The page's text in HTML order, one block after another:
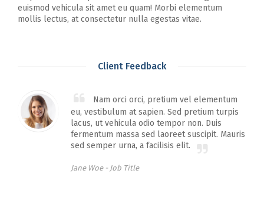
euismod vehicula sit amet eu quam! Morbi elementum
mollis lectus, at consectetur nulla egestas vitae.
Client Feedback
Nam orci orci, pretium vel elementum
eu, vestibulum at sapien. Sed pretium turpis
lacus, ut vehicula odio tempor non. Duis
fermentum massa sed laoreet suscipit. Mauris
sed semper urna, a facilisis elit.
Jane Woe - Job Title